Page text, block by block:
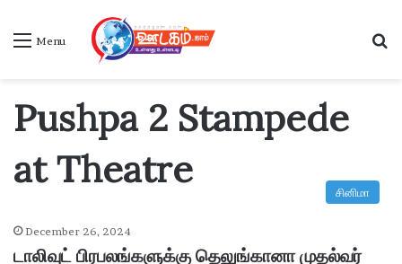
Menu
Pushpa 2 Stampede
at Theatre
சினிமா
December 26, 2024
டாலிவுட் பிரபலங்களுக்கு தெலுங்கானா முதல்வர்